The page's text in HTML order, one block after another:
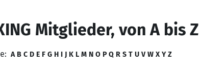
Mitglieder, von A bis Z
A B C D E F G H I J K L M N O P Q R S T U V W X Y Z